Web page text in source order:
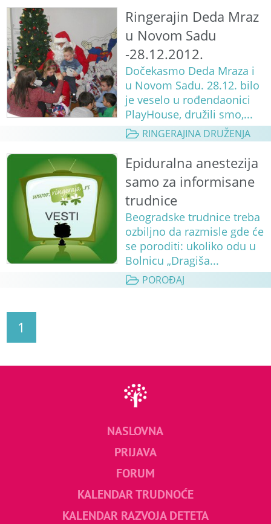
Ringerajin Deda Mraz
u Novom Sadu
-28.12.2012.
Dočekasmo Deda Mraza i
u Novom Sadu. 28.12. bilo
je veselo u rođendaonici
PlayHouse, družili smo,...
RINGERAJINA DRUŽENJA
Epiduralna anestezija
samo za informisane
trudnice
Beogradske trudnice treba
ozbiljno da razmisle gde će
se poroditi: ukoliko odu u
Bolnicu „Dragiša...
POROĐAJ
1
NASLOVNA
PRIJAVA
FORUM
KALENDAR TRUDNOĆE
KALENDAR RAZVOJA DETETA